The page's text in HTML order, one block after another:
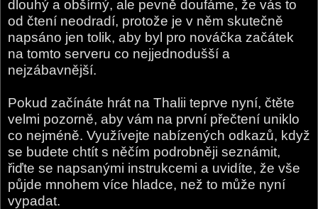
dlouhý a obšírný, ale pevně doufáme, že vás to
od čtení neodradí, protože je v něm skutečně
napsáno jen tolik, aby byl pro nováčka začátek
na tomto serveru co nejjednodušší a
nejzábavnější.
Pokud začínáte hrát na Thalii teprve nyní, čtěte
velmi pozorně, aby vám na první přečtení uniklo
co nejméně. Využívejte nabízených odkazů, když
se budete chtít s něčím podrobněji seznámit,
řiďte se napsanými instrukcemi a uvidíte, že vše
půjde mnohem více hladce, než to může nyní
vypadat.